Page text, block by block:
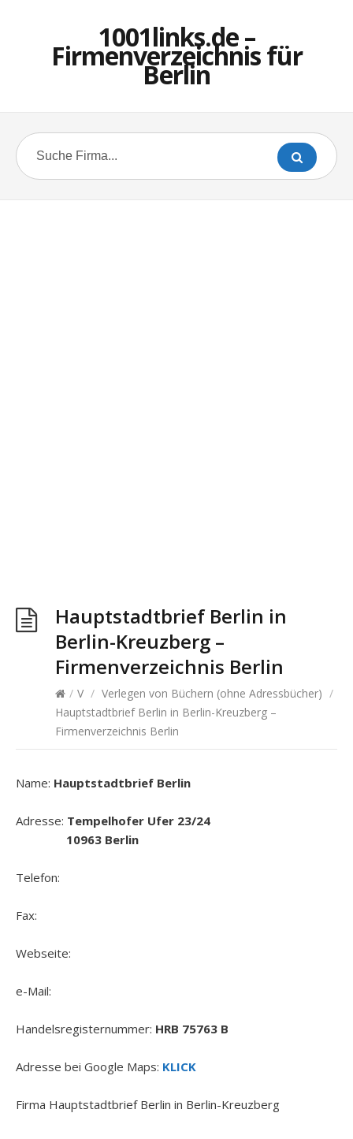
1001links.de –
Firmenverzeichnis für
Berlin
Hauptstadtbrief Berlin in
Berlin-Kreuzberg –
Firmenverzeichnis Berlin
/ V / Verlegen von Büchern (ohne Adressbücher) /
Hauptstadtbrief Berlin in Berlin-Kreuzberg –
Firmenverzeichnis Berlin
Name: Hauptstadtbrief Berlin
Adresse: Tempelhofer Ufer 23/24
10963 Berlin
Telefon:
Fax:
Webseite:
e-Mail:
Handelsregisternummer: HRB 75763 B
Adresse bei Google Maps: KLICK
Firma Hauptstadtbrief Berlin in Berlin-Kreuzberg